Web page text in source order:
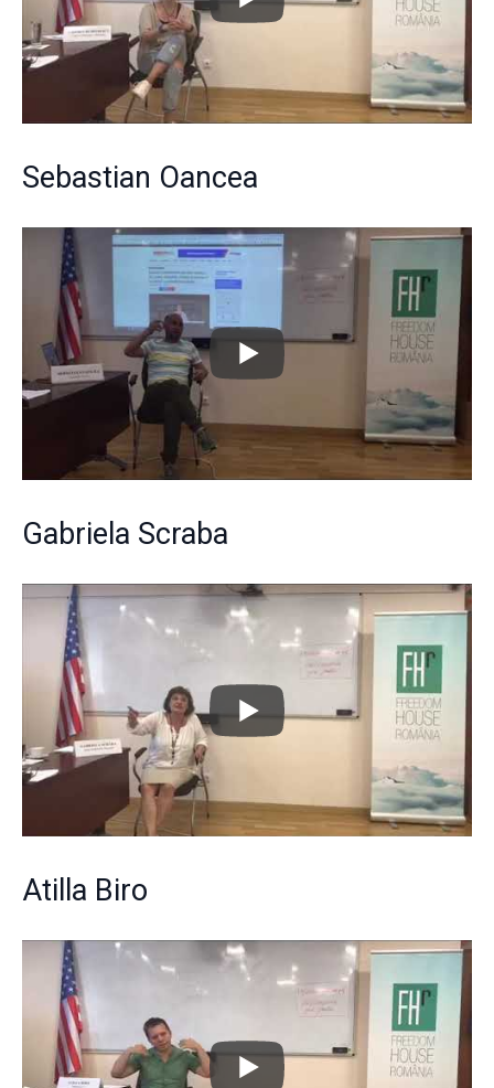
Sebastian Oancea
Gabriela Scraba
Atilla Biro